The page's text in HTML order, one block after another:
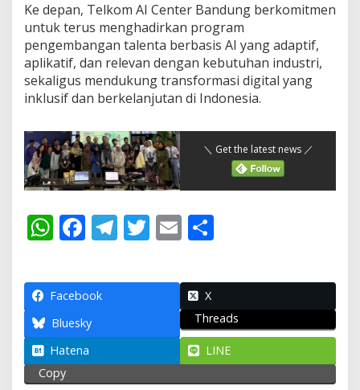
Ke depan, Telkom AI Center Bandung berkomitmen
untuk terus menghadirkan program
pengembangan talenta berbasis AI yang adaptif,
aplikatif, dan relevan dengan kebutuhan industri,
sekaligus mendukung transformasi digital yang
inklusif dan berkelanjutan di Indonesia.
＼ Get the latest news ／
W
at
s
A
p
p
F
e
b
o
o
k
T
e
a
m
T
itt
E
ai
l
ar
e
Facebook
X
Bluesky
Threads
Hatena
LINE
Copy